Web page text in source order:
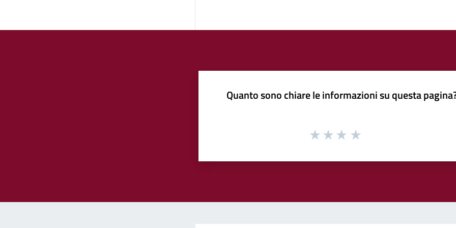
Quanto sono chiare le informazioni su questa